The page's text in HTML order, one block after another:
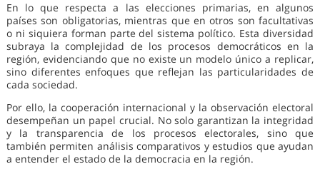
En lo que respecta a las elecciones primarias, en algunos
países son obligatorias, mientras que en otros son facultativas
o ni siquiera forman parte del sistema político. Esta diversidad
subraya la complejidad de los procesos democráticos en la
región, evidenciando que no existe un modelo único a replicar,
sino diferentes enfoques que reflejan las particularidades de
cada sociedad.
Por ello, la cooperación internacional y la observación electoral
desempeñan un papel crucial. No solo garantizan la integridad
y la transparencia de los procesos electorales, sino que
también permiten análisis comparativos y estudios que ayudan
a entender el estado de la democracia en la región.